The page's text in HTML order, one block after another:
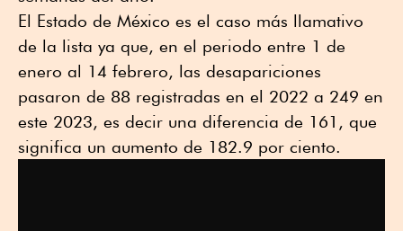
El Estado de México es el caso más llamativo
de la lista ya que, en el periodo entre 1 de
enero al 14 febrero, las desapariciones
pasaron de 88 registradas en el 2022 a 249 en
este 2023, es decir una diferencia de 161, que
significa un aumento de 182.9 por ciento.